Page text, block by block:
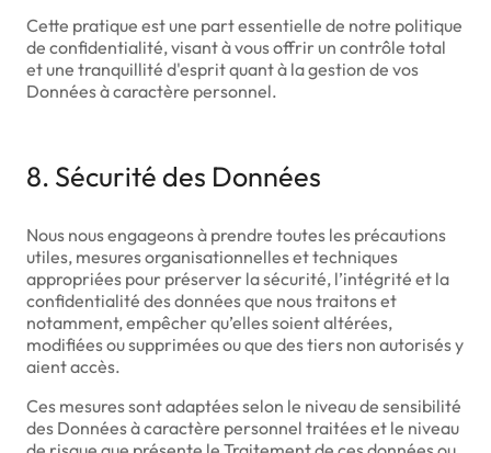
Cette pratique est une part essentielle de notre politique
de confidentialité, visant à vous offrir un contrôle total
et une tranquillité d'esprit quant à la gestion de vos
Données à caractère personnel.
8. Sécurité des Données
Nous nous engageons à prendre toutes les précautions
utiles, mesures organisationnelles et techniques
appropriées pour préserver la sécurité, l’intégrité et la
confidentialité des données que nous traitons et
notamment, empêcher qu’elles soient altérées,
modifiées ou supprimées ou que des tiers non autorisés y
aient accès.
Ces mesures sont adaptées selon le niveau de sensibilité
des Données à caractère personnel traitées et le niveau